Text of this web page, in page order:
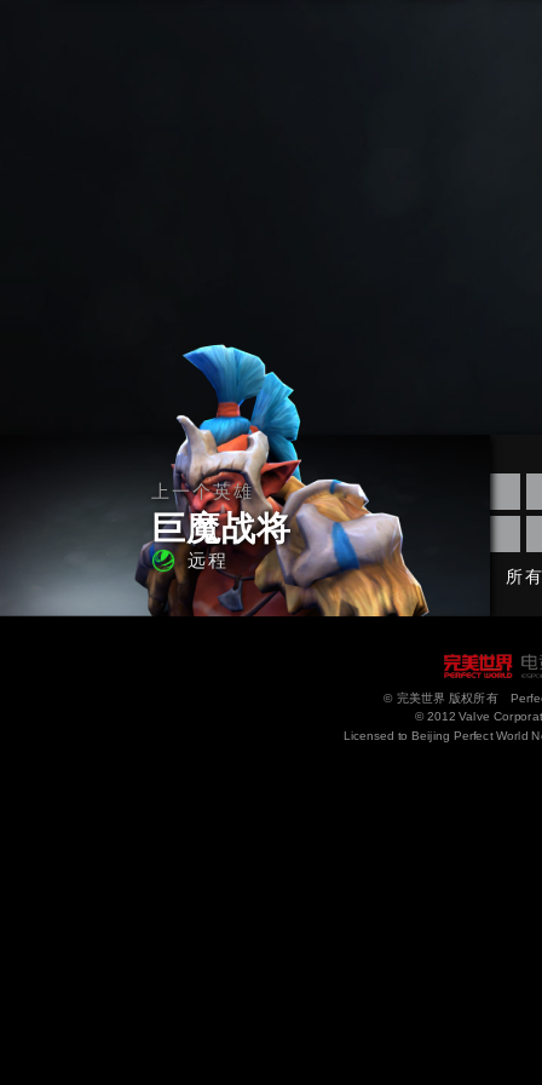
上一个英雄
巨魔战将
远程
所
© 完美世界 版权所有
© 2012 Valve
Licensed to Beijing Perfect World